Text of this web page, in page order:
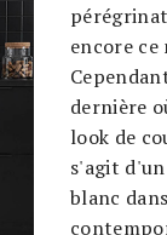
encore ce
dernière
look de
s'agit
blanc